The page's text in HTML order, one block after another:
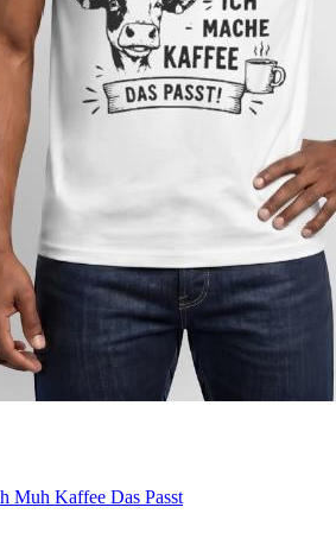
Muh Kaffee Das Passt